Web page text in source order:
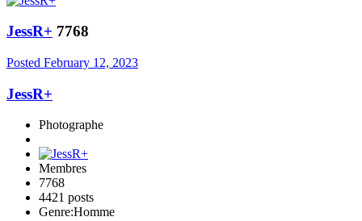
JessR+ 7768
Posted February 12, 2023
JessR+
Photographe
Membres
7768
4421 posts
Genre:Homme